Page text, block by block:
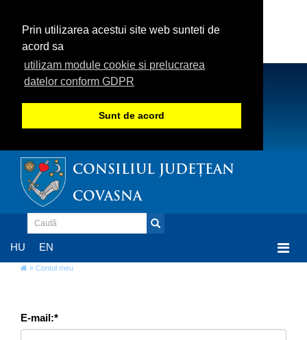
Prin utilizarea acestui site web sunteti de
acord sa
utilizam module cookie si prelucrarea
datelor conform GDPR
Sunt de acord
CONSILIUL JUDEȚEAN
COVASNA
HU EN
» Contul meu
E-mail:*